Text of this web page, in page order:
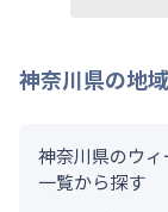
神奈川県の地
神奈川県のウ
一覧から探す